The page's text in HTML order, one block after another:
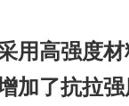
用高强度
加了抗拉